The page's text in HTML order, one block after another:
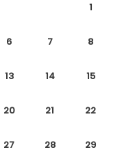
1
6 7 8
13 14 15
20 21 22
27 28 29